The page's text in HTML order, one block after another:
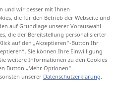
und wir besser mit Ihnen
die für den Betrieb der Webseite und
auf Grundlage unserer Vorauswahl
die der Bereitstellung personalisierter
auf den „Akzeptieren“-Button Ihr
Sie können Ihre Einwilligung
weitere Informationen zu den Cookies
Button „Mehr Optionen“.
unserer Datenschutzerklärung.